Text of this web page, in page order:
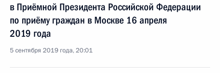
в Приёмной Президента Российской Федерации
по приёму граждан в Москве 16 апреля
2019 года
5 сентября 2019 года, 20:01